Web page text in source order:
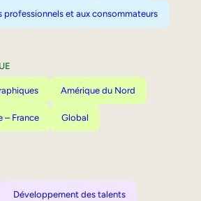
professionnels et aux consommateurs
Amérique du Nord
– France Global
Développement des talents